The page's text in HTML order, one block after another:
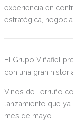
experiencia en
estratégica,
El Grupo Viñafiel
con una gran
Vinos de Terruño
lanzamiento que
mes de mayo.